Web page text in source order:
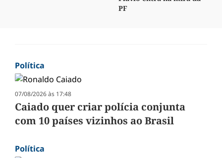
PF
Política
07/08/2026 às 17:48
Caiado quer criar polícia conjunta
com 10 países vizinhos ao Brasil
Política